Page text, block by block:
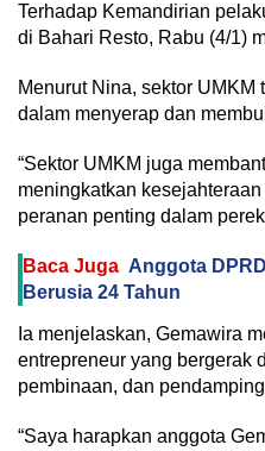
Terhadap Kemandirian
di Bahari Resto, Rabu (4/1)
Menurut Nina, sektor UMKM
dalam menyerap dan
“Sektor UMKM juga
meningkatkan
peranan penting dalam
Baca Juga Anggota
Berusia 24 Tahun
Ia menjelaskan, Gemawira
entrepreneur yang bergerak
pembinaan, dan
“Saya harapkan anggota